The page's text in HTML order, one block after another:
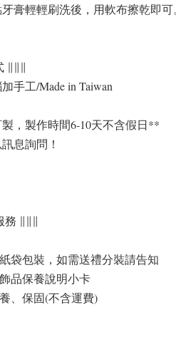
膏輕輕刷洗後，用軟布擦乾即可
∥∥∥
手工/Made in Taiwan
，製作時間6-10天不含假日**
息詢問！
務 ∥∥∥
袋包裝，如需送禮分裝請告知
品保養說明小卡
、保固(不含運費)